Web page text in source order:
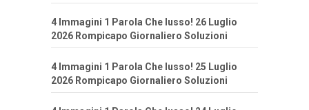
4 Immagini 1 Parola Che lusso! 26 Luglio
2026 Rompicapo Giornaliero Soluzioni
4 Immagini 1 Parola Che lusso! 25 Luglio
2026 Rompicapo Giornaliero Soluzioni